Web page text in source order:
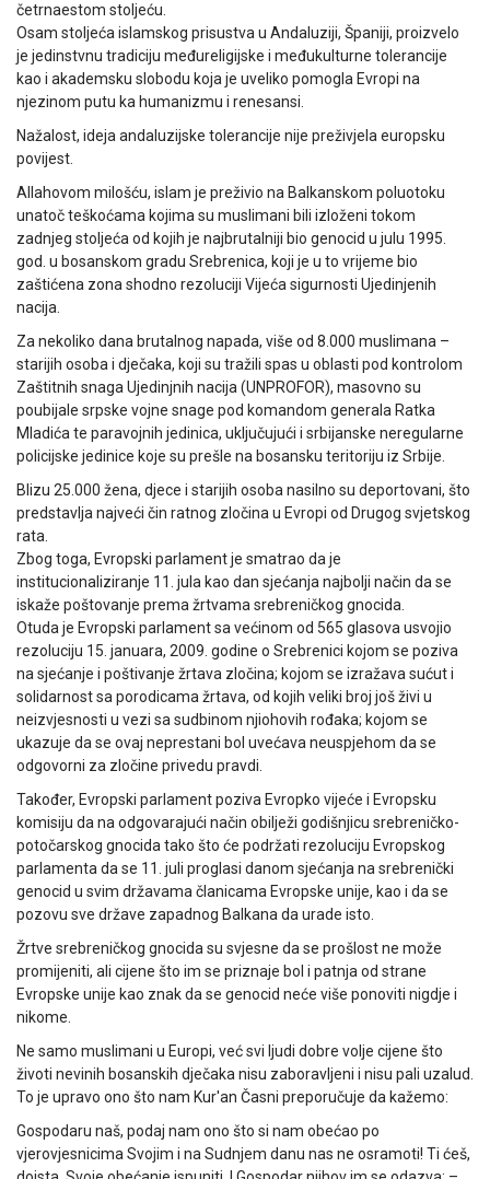
četrnaestom stoljeću.
Osam stoljeća islamskog prisustva u Andaluziji, Španiji, proizvelo
je jedinstvnu tradiciju međureligijske i međukulturne tolerancije
kao i akademsku slobodu koja je uveliko pomogla Evropi na
njezinom putu ka humanizmu i renesansi.
Nažalost, ideja andaluzijske tolerancije nije preživjela europsku
povijest.
Allahovom milošću, islam je preživio na Balkanskom poluotoku
unatoč teškoćama kojima su muslimani bili izloženi tokom
zadnjeg stoljeća od kojih je najbrutalniji bio genocid u julu 1995.
god. u bosanskom gradu Srebrenica, koji je u to vrijeme bio
zaštićena zona shodno rezoluciji Vijeća sigurnosti Ujedinjenih
nacija.
Za nekoliko dana brutalnog napada, više od 8.000 muslimana –
starijih osoba i dječaka, koji su tražili spas u oblasti pod kontrolom
Zaštitnih snaga Ujedinjnih nacija (UNPROFOR), masovno su
poubijale srpske vojne snage pod komandom generala Ratka
Mladića te paravojnih jedinica, uključujući i srbijanske neregularne
policijske jedinice koje su prešle na bosansku teritoriju iz Srbije.
Blizu 25.000 žena, djece i starijih osoba nasilno su deportovani, što
predstavlja najveći čin ratnog zločina u Evropi od Drugog svjetskog
rata.
Zbog toga, Evropski parlament je smatrao da je
institucionaliziranje 11. jula kao dan sjećanja najbolji način da se
iskaže poštovanje prema žrtvama srebreničkog gnocida.
Otuda je Evropski parlament sa većinom od 565 glasova usvojio
rezoluciju 15. januara, 2009. godine o Srebrenici kojom se poziva
na sjećanje i poštivanje žrtava zločina; kojom se izražava sućut i
solidarnost sa porodicama žrtava, od kojih veliki broj još živi u
neizvjesnosti u vezi sa sudbinom njiohovih rođaka; kojom se
ukazuje da se ovaj neprestani bol uvećava neuspjehom da se
odgovorni za zločine privedu pravdi.
Također, Evropski parlament poziva Evropko vijeće i Evropsku
komisiju da na odgovarajući način obilježi godišnjicu srebreničko-
potočarskog gnocida tako što će podržati rezoluciju Evropskog
parlamenta da se 11. juli proglasi danom sjećanja na srebrenički
genocid u svim državama članicama Evropske unije, kao i da se
pozovu sve države zapadnog Balkana da urade isto.
Žrtve srebreničkog gnocida su svjesne da se prošlost ne može
promijeniti, ali cijene što im se priznaje bol i patnja od strane
Evropske unije kao znak da se genocid neće više ponoviti nigdje i
nikome.
Ne samo muslimani u Europi, već svi ljudi dobre volje cijene što
životi nevinih bosanskih dječaka nisu zaboravljeni i nisu pali uzalud.
To je upravo ono što nam Kur'an Časni preporučuje da kažemo:
Gospodaru naš, podaj nam ono što si nam obećao po
vjerovjesnicima Svojim i na Sudnjem danu nas ne osramoti! Ti ćeš,